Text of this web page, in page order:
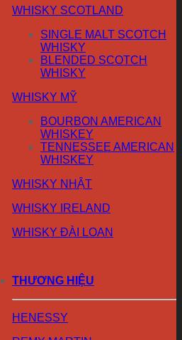
WHISKY SCOTLAND
SINGLE MALT SCOTCH
WHISKY
BLENDED SCOTCH
WHISKY
WHISKY MỸ
BOURBON AMERICAN
WHISKEY
TENNESSEE AMERICAN
WHISKEY
WHISKY NHẬT
WHISKY IRELAND
WHISKY ĐÀI LOAN
THƯƠNG HIỆU
HENESSY